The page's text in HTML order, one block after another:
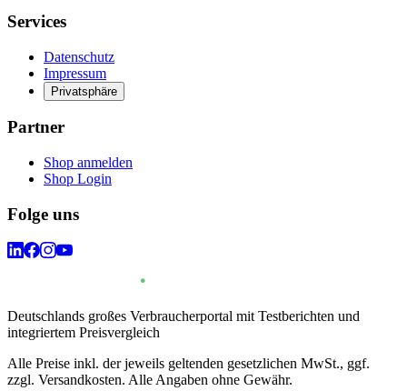
Services
Datenschutz
Impressum
Privatsphäre
Partner
Shop anmelden
Shop Login
Folge uns
Deutschlands großes Verbraucherportal mit Testberichten und
integriertem Preisvergleich
Alle Preise inkl. der jeweils geltenden gesetzlichen MwSt., ggf.
zzgl. Versandkosten. Alle Angaben ohne Gewähr.